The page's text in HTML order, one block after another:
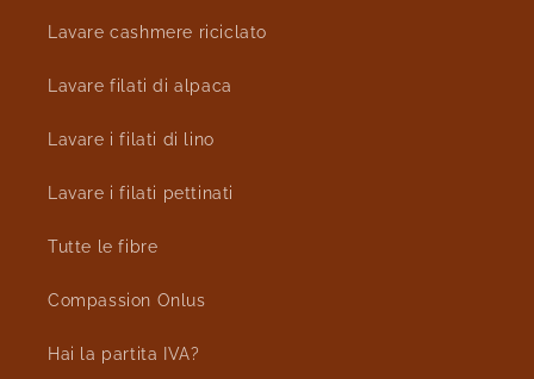
Lavare cashmere riciclato
Lavare filati di alpaca
Lavare i filati di lino
Lavare i filati pettinati
Tutte le fibre
Compassion Onlus
Hai la partita IVA?